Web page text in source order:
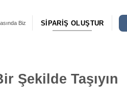
Biz SIPARIŞ OLUŞTUR
Şekilde Taşıyın